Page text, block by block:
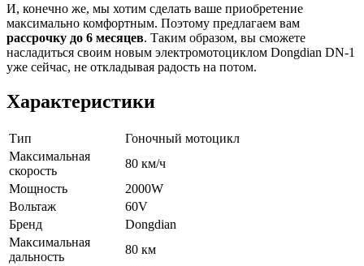
И, конечно же, мы хотим сделать ваше приобретение
максимально комфортным. Поэтому предлагаем вам
рассрочку до 6 месяцев. Таким образом, вы сможете
насладиться своим новым электромотоциклом Dongdian DN-1
уже сейчас, не откладывая радость на потом.
Характеристики
Тип
Гоночный мотоцикл
Максимальная
скорость
80 км/ч
Мощность
2000W
Вольтаж
60V
Бренд
Dongdian
Максимальная
дальность
80 км